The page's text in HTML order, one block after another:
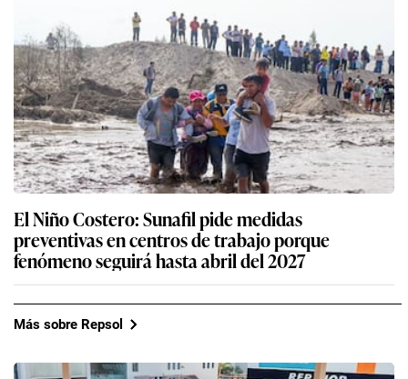
El Niño Costero: Sunafil pide medidas
preventivas en centros de trabajo porque
fenómeno seguirá hasta abril del 2027
Más sobre Repsol